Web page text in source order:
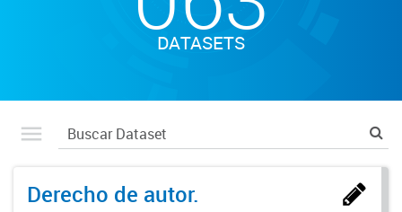
DATASETS
Derecho de autor.